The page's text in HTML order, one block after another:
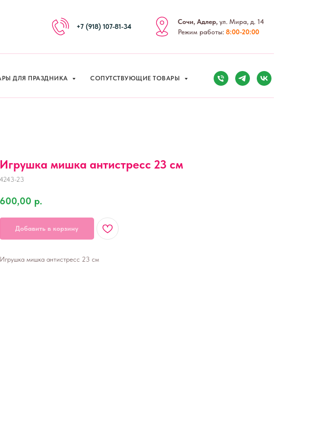
+7 (918) 107-81-34
Сочи, Адлер, ул. Мира, д. 14
Режим работы: 8:00-20:00
ДЛЯ ПРАЗДНИКА СОПУТСТВУЮЩИЕ ТОВАРЫ
Игрушка мишка антистресс 23 см
4243-23
600,00 р.
Добавить в корзину
Игрушка мишка антистресс 23 см